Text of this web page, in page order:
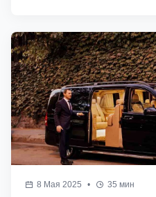
8 Мая 2025 • 35 мин